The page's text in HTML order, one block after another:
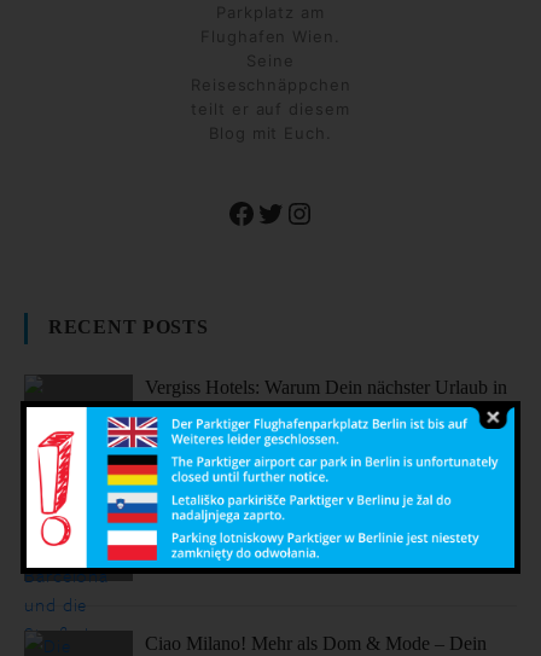
Parkplatz am
Flughafen Wien.
Seine
Reiseschnäppchen
teilt er auf diesem
Blog mit Euch.
Facebook
TwitterInstagram
RECENT POSTS
Vergiss Hotels: Warum Dein nächster Urlaub in
einem dieser coolen Airbnbs stattfinden sollte.
Sonne, Stil, Sehenswürdigkeiten – So fühlt sich
Barcelona an
Ciao Milano! Mehr als Dom & Mode – Dein